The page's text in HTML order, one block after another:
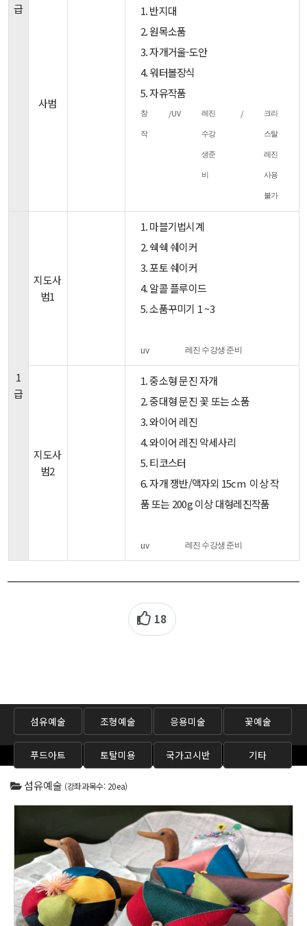
급
사범
1. 반지대
2. 원목소품
3. 자개거울-도안
4. 워터볼장식
5. 자유작품
창
작
/UV 레진
수강
생준
비
/ 크리
스탈
레진
사용
불가
1
급
지도사
범1
1. 마블기법시계
2. 쉑쉑 쉐이커
3. 포토 쉐이커
4. 알콜 플루이드
5. 소품꾸미기 1 ~3
uv 레진 수강생 준비
지도사
범2
1. 중소형 문진 자개
2. 중대형 문진 꽃 또는 소품
3. 와이어 레진
4. 와이어 레진 악세사리
5. 티코스터
6. 자개 쟁반/액자외 15cm 이상 작
품 또는 200g 이상 대형레진작품
uv 레진 수강생 준비
18
섬유예술 조형예술 응용미술 꽃예술
푸드아트 토탈미용 국가고시반 기타
섬유예술 (강좌과목수: 20ea)